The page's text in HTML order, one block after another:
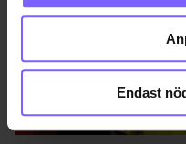
Identifiera din
för specifika
Ta reda på mer om hur
Du kan ändra eller dra
helst från cookie-
Endast